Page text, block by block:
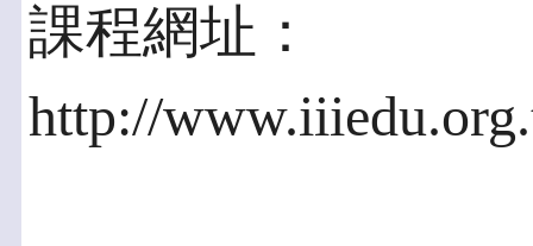
課程網址：
http://